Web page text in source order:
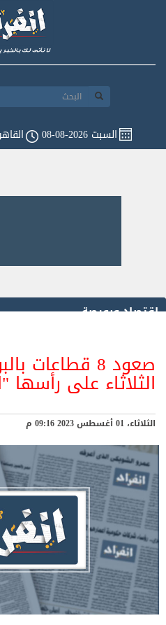
السبت 2026-08-08 القاهره
اقتصاد وبورصة
صعود 8
الثلاثاء على رأسها
الثلاثاء، 01 أغسطس 2023 09:16 م